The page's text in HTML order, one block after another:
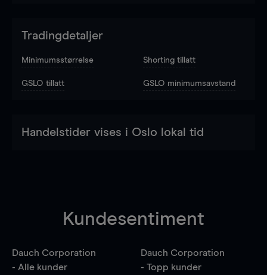
Tradingdetaljer
Minimumsstørrelse Shorting tillatt
GSLO tillatt GSLO minimumsavstand
Handelstider vises i Oslo lokal tid
Kundesentiment
Dauch Corporation
- Alle kunder
Dauch Corporation
- Topp kunder